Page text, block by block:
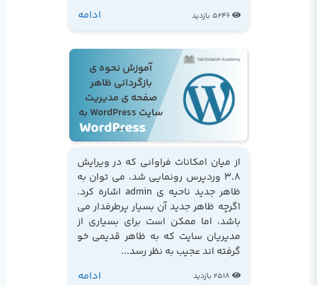
5246 بازدید ادامه
آموزش نحوه ی
بازگردانی ظاهر
صفحه ی مدیریت
سایت WordPress به
...
از میان امکانات فراوانی که در ویرایش
3.8 وردپرس رونمایی شد، می توان به
ظاهر جدید ناحیه ی admin اشاره کرد.
اگرچه ظاهر جدید آن بسیار پرطرفدار می
باشد، اما ممکن است برای بسیاری از
مدیریان سایت که به ظاهر قدیمی خو
گرفته اند عجیب به نظر رسد...
2518 بازدید ادامه